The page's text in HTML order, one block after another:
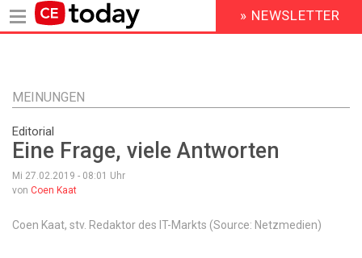
Inhalt
HEADER
MENU
» NEWSLETTER
MEINUNGEN
Editorial
Eine Frage, viele Antworten
Mi 27.02.2019 - 08:01 Uhr
von Coen Kaat
Coen Kaat, stv. Redaktor des IT-Markts (Source: Netzmedien)